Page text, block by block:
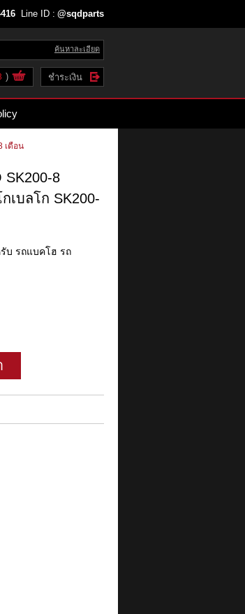
Line ID : @sqdparts
ค้นหาละเอียด
) ชำระเงิน
เดือน
SK200-8
เบลโก SK200-
รับ รถแบคโฮ รถ